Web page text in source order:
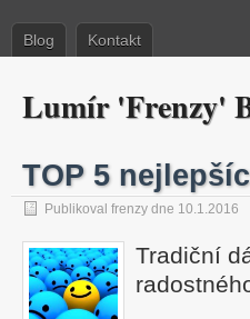
Blog Kontakt
Lumír 'Frenzy'
TOP 5
Publikoval frenzy dne 10.1.2016
Tradiční